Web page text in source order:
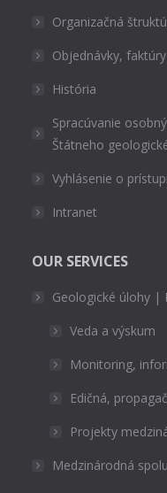
Organizačná
Objednávky,
História
Spracúvanie
Štátneho
Vyhlásenie o
Intranet
OUR SERVICES
Geologické úlohy |
Veda a výskum
Monitoring,
Edičná,
Projekty
Medzinárodná